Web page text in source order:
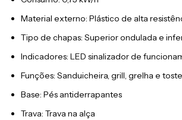
Material externo: Plástico de alta
Tipo de chapas: Superior ondulada e
Indicadores: LED sinalizador de
Funções: Sanduicheira, grill, grelha e
Base: Pés antiderrapantes
Trava: Trava na alça